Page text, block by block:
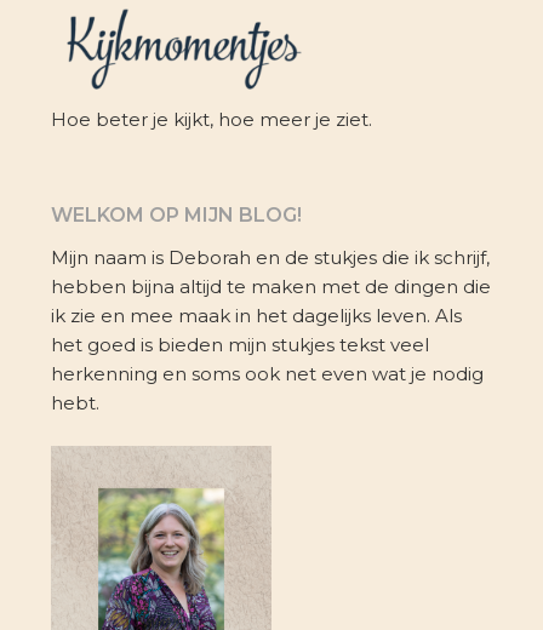
Hoe beter je kijkt, hoe meer je ziet.
WELKOM OP MIJN BLOG!
Mijn naam is Deborah en de stukjes die ik schrijf,
hebben bijna altijd te maken met de dingen die
ik zie en mee maak in het dagelijks leven. Als
het goed is bieden mijn stukjes tekst veel
herkenning en soms ook net even wat je nodig
hebt.